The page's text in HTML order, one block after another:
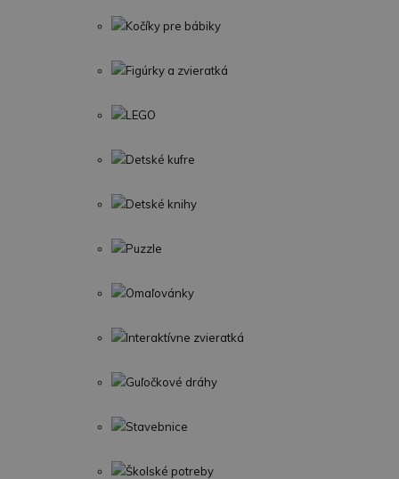
Kočíky pre bábiky
Figúrky a zvieratká
LEGO
Detské kufre
Detské knihy
Puzzle
Omaľovánky
Interaktívne zvieratká
Guľočkové dráhy
Stavebnice
Školské potreby